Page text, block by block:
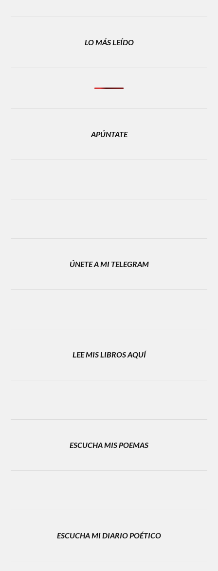
LO MÁS LEÍDO
APÚNTATE
ÚNETE A MI TELEGRAM
LEE MIS LIBROS AQUÍ
ESCUCHA MIS POEMAS
ESCUCHA MI DIARIO POÉTICO